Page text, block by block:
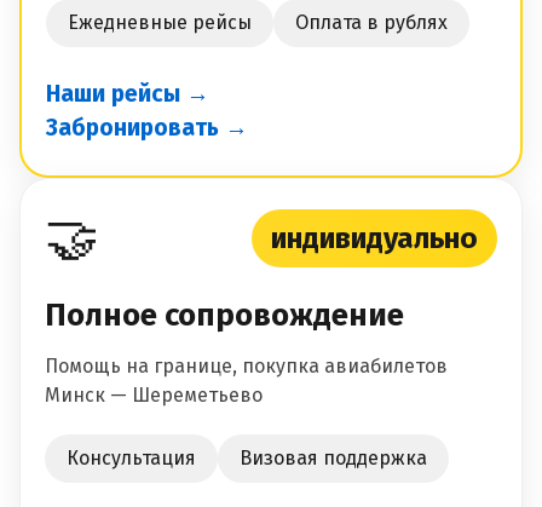
Ежедневные рейсы Оплата в рублях
Наши рейсы →
Забронировать →
🤝 индивидуально
Полное сопровождение
Помощь на границе, покупка авиабилетов
Минск — Шереметьево
Консультация Визовая поддержка